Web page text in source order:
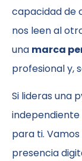
capacidad de
nos leen al
una marca
profesional y,
Si lideras una
para ti.
presencia